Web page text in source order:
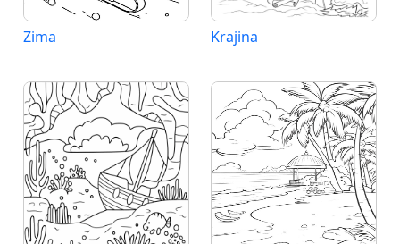
Zima Krajina